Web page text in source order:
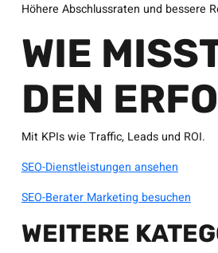
Höhere Abschlussraten und bessere
WIE
DEN
Mit KPIs wie Traffic, Leads und ROI.
SEO-Dienstleistungen ansehen
SEO-Berater Marketing besuchen
WEITERE